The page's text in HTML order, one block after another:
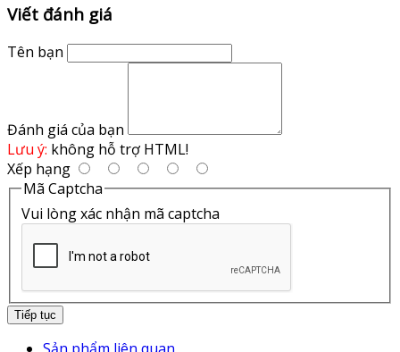
Viết đánh giá
Tên bạn
Đánh giá của bạn
Lưu ý: không hỗ trợ HTML!
Xếp hạng
Mã Captcha
Vui lòng xác nhận mã captcha
Tiếp tục